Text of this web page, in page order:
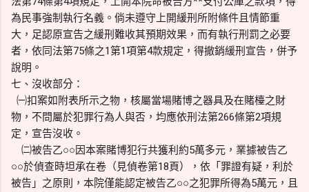
為民事強制執行名義。倘未遵守上開緩刑所附條件且情節重
大，足認原宣告之緩刑難收其預期效果，而有執行刑罰之必要
者，依同法第75條之1第1項第4款規定，得撤銷緩刑宣告，併予
說明。
七、沒收部分：
㈠扣案如附表所示之物，核屬當場賭博之器具及在賭檯之財
物，不問屬於犯罪行為人與否，均應依刑法第266條第2項規
定，宣告沒收。
㈡被告乙○○因本案賭博犯行共獲利約5萬多元，業據被告乙
○○於偵查時坦承在卷（見偵卷第18頁），依「罪證有疑，利於
被告」之原則，本院僅能認定被告乙○○之犯罪所得為5萬元，且